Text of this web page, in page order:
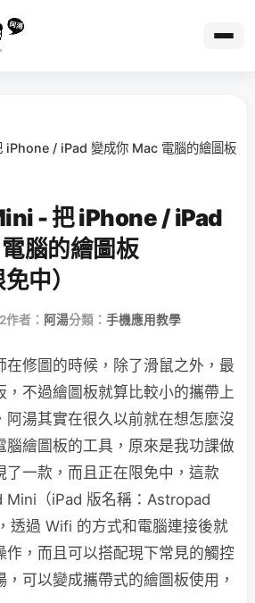
/ iPad 變成你 Mac 電腦的繪圖板
- 把 iPhone / iPad
腦的繪圖板
中）
作者： 阿湯分類： 手機應用教學
在修圖的時候，除了滑鼠之外，最
，不過繪圖板就算比較小的攜帶上
阿湯其實在很久以前就在想怎麼沒
腦繪圖板的工具，原來是我功課做
了一款，而且正在限免中，這款
Mini（iPad 版名稱：Astropad
透過 Wifi 的方式和電腦連接後就
作，而且可以搭配現下常見的觸控
可以變成攜帶式的繪圖板使用，